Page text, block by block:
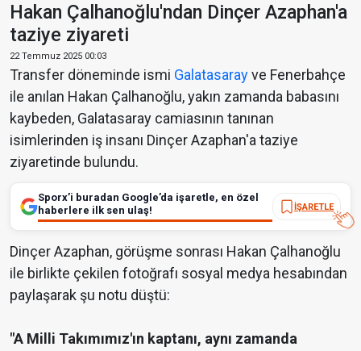
Hakan Çalhanoğlu'ndan Dinçer Azaphan'a
taziye ziyareti
22 Temmuz 2025 00:03
Transfer döneminde ismi Galatasarayve Fenerbahçe
ile anılan Hakan Çalhanoğlu, yakın zamanda babasını
kaybeden, Galatasaray camiasının tanınan
isimlerinden iş insanı Dinçer Azaphan'a taziye
ziyaretinde bulundu.
Sporx’i buradan Google’da işaretle, en özel
haberlere ilk sen ulaş!
İŞARETLE
Dinçer Azaphan, görüşme sonrası Hakan Çalhanoğlu
ile birlikte çekilen fotoğrafı sosyal medya hesabından
paylaşarak şu notu düştü:
"A Milli Takımımız'ın kaptanı, aynı zamanda